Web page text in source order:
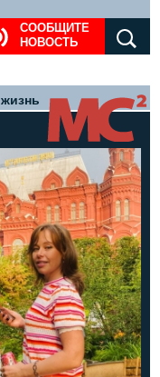
СООБЩИТЕ
НОВОСТЬ